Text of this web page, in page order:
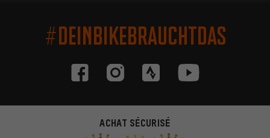
#DEINBIKEBRAUCHTDAS
ACHAT SÉCURISÉ